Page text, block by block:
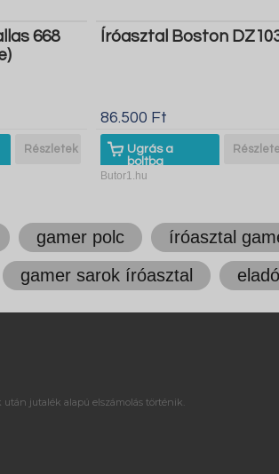
668
Részletek
Íróasztal Boston
86.500 Ft
Ugrás a
boltba
Butor1.hu
gamer polc íróasztal
gamer sarok íróasztal
jutalék alapú elszámolás történik.